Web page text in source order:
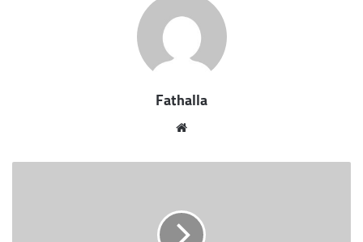
Fathalla